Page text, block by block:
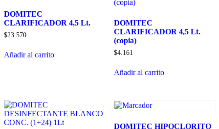
DOMITEC
CLARIFICADOR 4,5 Lt.
$23.570
Añadir al carrito
DOMITEC
CLARIFICADOR 4,5 Lt.
(copia)
$4.161
Añadir al carrito
DOMITEC HIPOCLORITO